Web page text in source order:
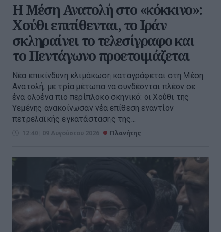
Η Μέση Ανατολή στο «κόκκινο»:
Χούθι επιτίθενται, το Ιράν
σκληραίνει το τελεσίγραφο και
το Πεντάγωνο προετοιμάζεται
Νέα επικίνδυνη κλιμάκωση καταγράφεται στη Μέση
Ανατολή, με τρία μέτωπα να συνδέονται πλέον σε
ένα ολοένα πιο περίπλοκο σκηνικό: οι Χούθι της
Υεμένης ανακοίνωσαν νέα επίθεση εναντίον
πετρελαϊκής εγκατάστασης της...
12:40 | 09 Αυγούστου 2026 Πλανήτης